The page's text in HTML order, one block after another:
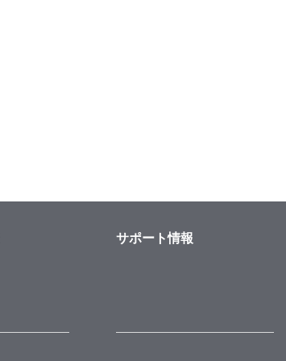
サポート情報